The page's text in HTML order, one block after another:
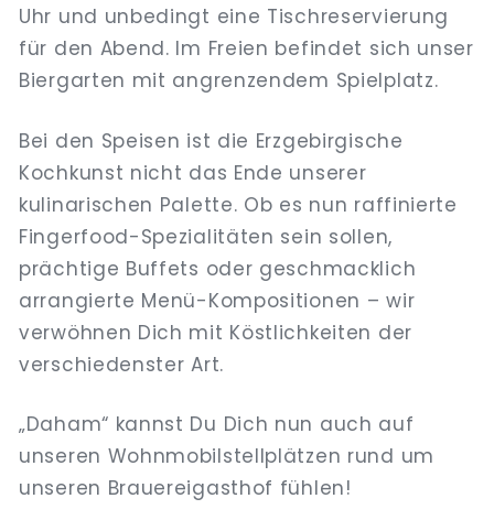
Uhr und unbedingt eine Tischreservierung
für den Abend. Im Freien befindet sich unser
Biergarten mit angrenzendem Spielplatz.
Bei den Speisen ist die Erzgebirgische
Kochkunst nicht das Ende unserer
kulinarischen Palette. Ob es nun raffinierte
Fingerfood-Spezialitäten sein sollen,
prächtige Buffets oder geschmacklich
arrangierte Menü-Kompositionen – wir
verwöhnen Dich mit Köstlichkeiten der
verschiedenster Art.
„Daham“ kannst Du Dich nun auch auf
unseren Wohnmobilstellplätzen rund um
unseren Brauereigasthof fühlen!